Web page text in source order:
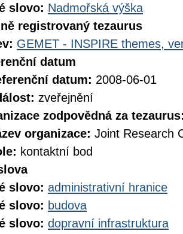
slovo: Nadmořská výška
registrovaný tezaurus
GEMET - INSPIRE themes,
datum
datum: 2008-06-01
zveřejnění
zodpovědná za
organizace: Joint Research
kontaktní bod
slovo: administrativní hranice
slovo: budova
slovo: dopravní infrastruktura